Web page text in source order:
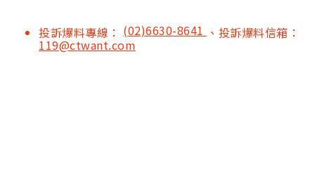
投訴爆料專線： (02)6630-8641 、投訴爆料信箱：
119@ctwant.com